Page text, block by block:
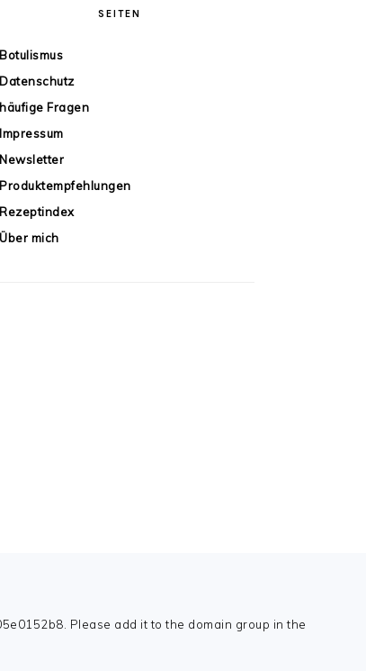
SEITEN
Botulismus
Datenschutz
häufige Fragen
Impressum
Newsletter
Produktempfehlungen
Rezeptindex
Über mich
Please add it to the domain group in the